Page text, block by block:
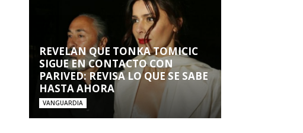
REVELAN QUE TONKA TOMICIC
SIGUE EN CONTACTO CON
PARIVED: REVISA LO QUE SE SABE
HASTA AHORA
VANGUARDIA